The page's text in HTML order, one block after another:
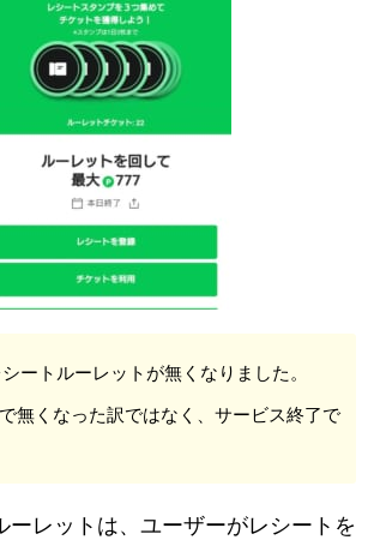
ートルーレットが無くなりました。
無くなった訳ではなく、サービス終了で
ーレットは、ユーザーがレシートを